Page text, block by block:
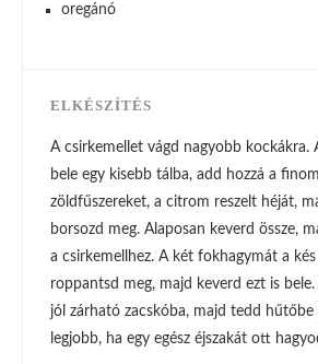
oregánó
ELKÉSZÍTÉS
A csirkemellet vágd nagyobb kockákra.
bele egy kisebb tálba, add hozzá a
zöldfűszereket, a citrom reszelt héját,
borsozd meg. Alaposan keverd össze,
a csirkemellhez. A két fokhagymát a kés
roppantsd meg, majd keverd ezt is bele.
jól zárható zacskóba, majd tedd
legjobb, ha egy egész éjszakát ott